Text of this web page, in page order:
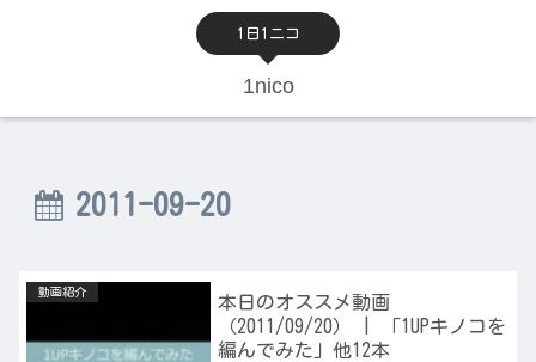
1日1ニコ
1nico
2011-09-20
動画紹介
本日のオススメ動画
（2011/09/20） | 「1UPキノコを
編んでみた」他12本